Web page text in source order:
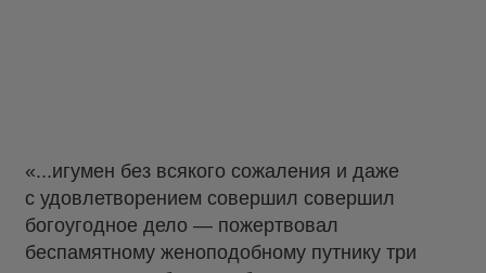
«...игумен без всякого сожаления и даже
с удовлетворением совершил совершил
богоугодное дело — пожертвовал
беспамятному женоподобному путнику три